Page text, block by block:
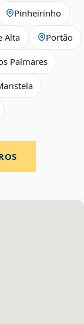
Pinheirinho
Alta Portão
Palmares